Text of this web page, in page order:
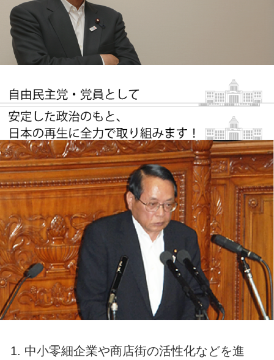
私たち自民党は今の政治の状況について謙虚に
反省し、改めるべきところは改め、世界から信
用される国家の建設に全力で取り組んでいく決
意です。
中小零細企業や商店街の活性化などを進